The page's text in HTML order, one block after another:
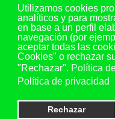
Utilizamos cookies
analíticos y para
en base a un perfil
navegación (por
aceptar todas las
Cookies" o rechazar
"Rechazar". Política
Política de privacidad
Rechazar
Teléfono y fax: 983 29 35
Móvil: 649 73 44 20
Email consultas:
Otras sedes (ver menú
Copyright ASPES-CL © 2023